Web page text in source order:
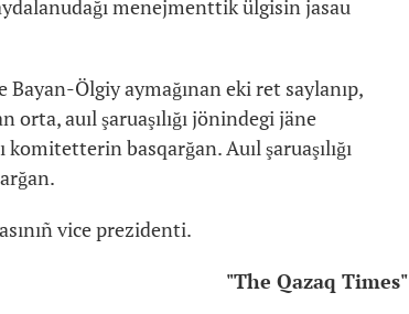
menejmenttik ülgisin jasau
Ölgiy aymağınan eki ret saylanıp,
auıl şaruaşılığı jönindegi jäne
basqarğan. Auıl şaruaşılığı
vice prezidenti.
"The Qazaq Times"